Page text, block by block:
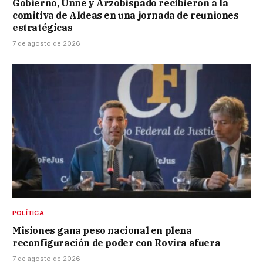
Gobierno, Unne y Arzobispado recibieron a la
comitiva de Aldeas en una jornada de reuniones
estratégicas
7 de agosto de 2026
POLÍTICA
Misiones gana peso nacional en plena
reconfiguración de poder con Rovira afuera
7 de agosto de 2026